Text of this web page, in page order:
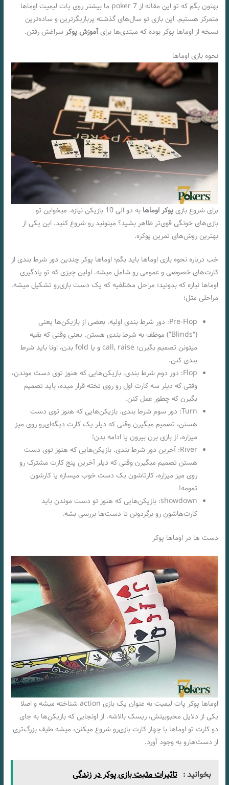
بهتون بگم که تو این مقاله از 7 poker ما بیشتر روی پات لیمیت اوماها
متمرکز هستیم. این بازی تو سال‌های گذشته پربازیگرترین و ساده‌ترین
نسخه‌ از اوماها پوکر بوده که مبتدی‌ها برایآموزش پوکر سراغش رفتن.
نحوه بازی اوماها
برای شروع بازیپوکر اوماها
به دو الی 10 بازیکن نیازه. میخواین تو
بازی‌های خونگی قوی‌تر ظاهر بشید؟ میتونید رو شروع کنید. این یکی از
بهترین روش‌های تمرین پوکره.
خب درباره نحوه بازی اوماها باید بگم؛ اوماها پوکر چندین دور شرط بندی از
کارت‌های خصوصی و عمومی رو شامل میشه. اولین چیزی که تو یادگیری
اوماها نیازه که بدونید؛ مراحل مختلفیه که یک دست بازی‌رو تشکیل میشه.
مراحلی مثل؛
Pre-Flop: دور شرط بندی اولیه. بعضی از بازیکن‌ها یعنی
(“Blinds”) موظف به شرط بندی هستن. یعنی وقتی که بقیه
میتونن تصمیم بگیرن؛ call, raise و یا fold بدن، اونا باید شرط
بندی کنن.
Flop: دور دوم شرط بندی. بازیکن‌هایی که هنوز توی دست موندن،
وقتی که دیلر سه کارت اول رو روی تخته قرار میده، باید تصمیم
بگیرن که چطور عمل کنن.
Turn: دور سوم شرط بندی. بازیکن‌هایی که هنوز توی دست
هستن، تصمیم میگیرن وقتی که دیلر یک کارت دیگه‌ای‌رو روی میز
میزاره، از بازی برن بیرون یا ادامه بدن!
River: آخرین دور شرط بندی. بازیکن‌هایی که هنوز توی دست
هستن تصمیم میگیرن وقتی که دیلر آخرین پنج کارت مشترک رو
روی میز میزاره، کارتاشون یک دست خوب میسازه یا کارشون
تمومه!
showdown: بازیکن‌هایی که هنوز تو دست موندن باید
کارت‌هاشون رو برگردونن تا دست‌ها بررسی بشه.
دست ها در اوماها پوکر
اوماها پوکر پات لیمیت به عنوان یک بازی action شناخته میشه و اصلا
یکی از دلایل محبوبیتش، ریسک بالاشه. از اونجایی که بازیکن‌ها به جای
دو کارت تو اوماها با چهار کارت بازی‌رو شروع میکنن، میشه طیف بزرگ‌تری
از دست‌هارو به وجود آورد.
بخوانید : تاثیرات مثبت بازی پوکر در زندگی